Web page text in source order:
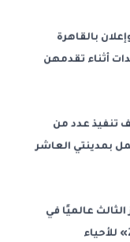
بالقاهرة
بالتحرش بـ 3 سيدات أثناء تقدمهن
تنفيذ عدد من
بمدينتي العاشر
عالميًا في
معرض «ريجينيرون 2026» للأحياء